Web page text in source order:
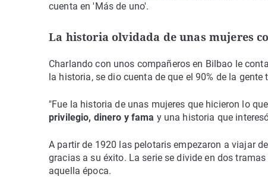
cuenta en 'Más de uno'.
La historia olvidada de unas mujeres
Charlando con unos compañeros en Bilbao le
la historia, se dio cuenta de que el 90% de la
"Fue la historia de unas mujeres que hicieron lo
privilegio, dinero y fama y una historia que
A partir de 1920 las pelotaris empezaron a viajar
gracias a su éxito. La serie se divide en dos
aquella época.